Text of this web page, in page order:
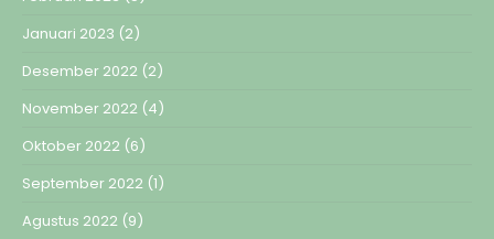
Januari 2023 (2)
Desember 2022 (2)
November 2022 (4)
Oktober 2022 (6)
September 2022 (1)
Agustus 2022 (9)